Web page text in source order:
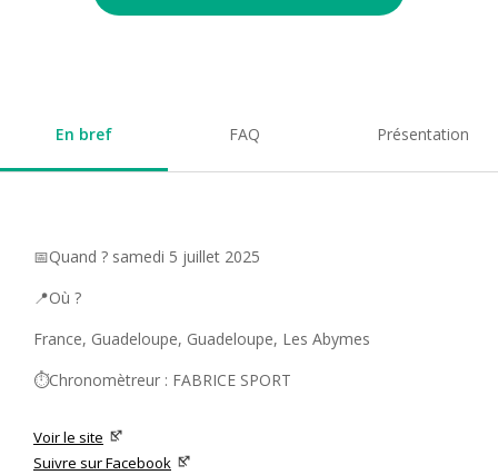
En bref FAQ Présentation
📅Quand ? samedi 5 juillet 2025
📍Où ?
France, Guadeloupe, Guadeloupe, Les Abymes
⏱️Chronomètreur : FABRICE SPORT
Voir le site
Suivre sur Facebook